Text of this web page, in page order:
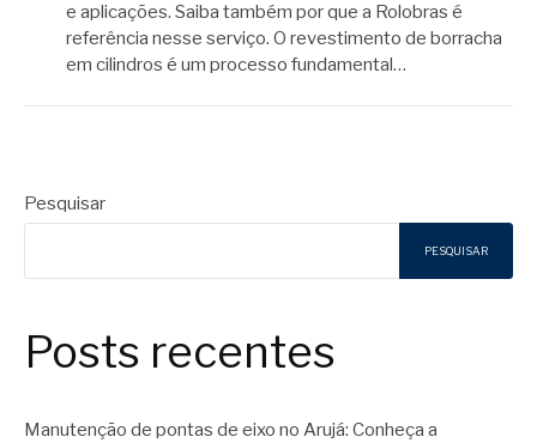
e aplicações. Saiba também por que a Rolobras é
referência nesse serviço. O revestimento de borracha
em cilindros é um processo fundamental…
Pesquisar
PESQUISAR
Posts recentes
Manutenção de pontas de eixo no Arujá: Conheça a